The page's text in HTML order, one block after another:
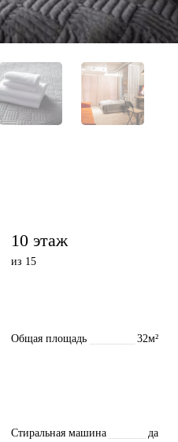
10 этаж
из 15
Общая площадь
32м²
Стиральная машина
да